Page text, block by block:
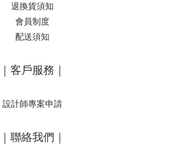
退換貨須知
會員制度
配送須知
｜客戶服務｜
設計師專案申請
｜聯絡我們｜